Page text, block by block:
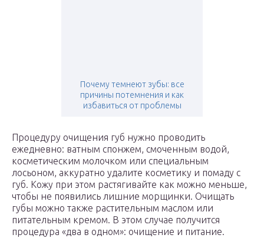
Почему темнеют зубы: все
причины потемнения и как
избавиться от проблемы
Процедуру очищения губ нужно проводить
ежедневно: ватным спонжем, смоченным водой,
косметическим молочком или специальным
лосьоном, аккуратно удалите косметику и помаду с
губ. Кожу при этом растягивайте как можно меньше,
чтобы не появились лишние морщинки. Очищать
губы можно также растительным маслом или
питательным кремом. В этом случае получится
процедура «два в одном»: очищение и питание.